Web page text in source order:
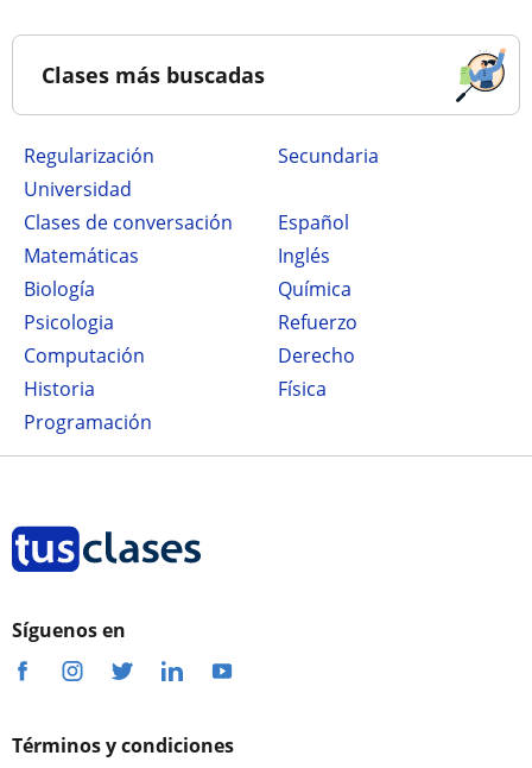
Clases más buscadas
Regularización
secundaria
Universidad
Clases de conversación
Español
Matemáticas
Inglés
Biología
Química
Psicologia
Refuerzo
Computación
Derecho
Historia
Física
Programación
Síguenos en
Términos y condiciones